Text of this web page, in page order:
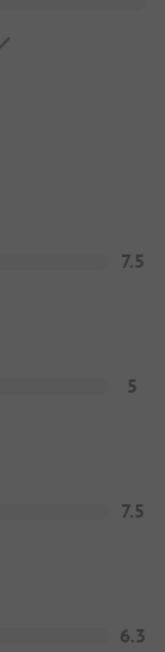
7.5
5
7.5
6.3